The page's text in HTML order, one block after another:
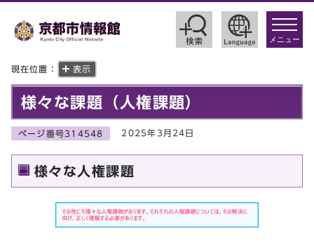
toggle
メニュー
現在位置： 表示
様々な課題（人権課題）
ページ番号314548 2025年3月24日
様々な人権課題